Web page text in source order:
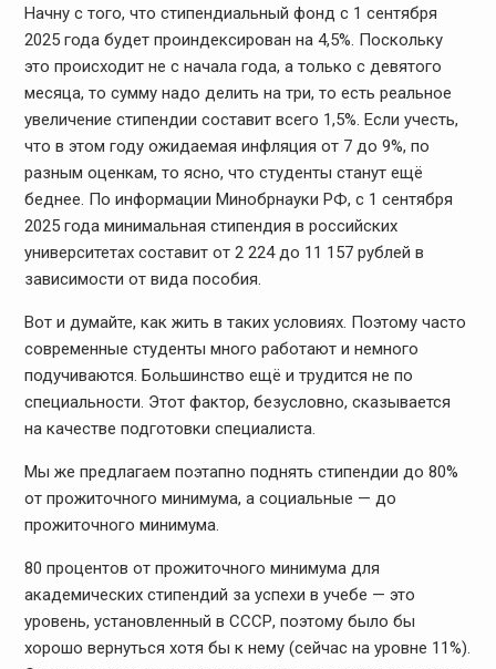
Начну с того, что стипендиальный фонд с 1 сентября
2025 года будет проиндексирован на 4,5%. Поскольку
это происходит не с начала года, а только с девятого
месяца, то сумму надо делить на три, то есть реальное
увеличение стипендии составит всего 1,5%. Если учесть,
что в этом году ожидаемая инфляция от 7 до 9%, по
разным оценкам, то ясно, что студенты станут ещё
беднее. По информации Минобрнауки РФ, с 1 сентября
2025 года минимальная стипендия в российских
университетах составит от 2 224 до 11 157 рублей в
зависимости от вида пособия.
Вот и думайте, как жить в таких условиях. Поэтому часто
современные студенты много работают и немного
подучиваются. Большинство ещё и трудится не по
специальности. Этот фактор, безусловно, сказывается
на качестве подготовки специалиста.
️Мы же предлагаем поэтапно поднять стипендии до 80%
от прожиточного минимума, а социальные — до
прожиточного минимума.
80 процентов от прожиточного минимума для
академических стипендий за успехи в учебе — это
уровень, установленный в СССР, поэтому было бы
хорошо вернуться хотя бы к нему (сейчас на уровне 11%).